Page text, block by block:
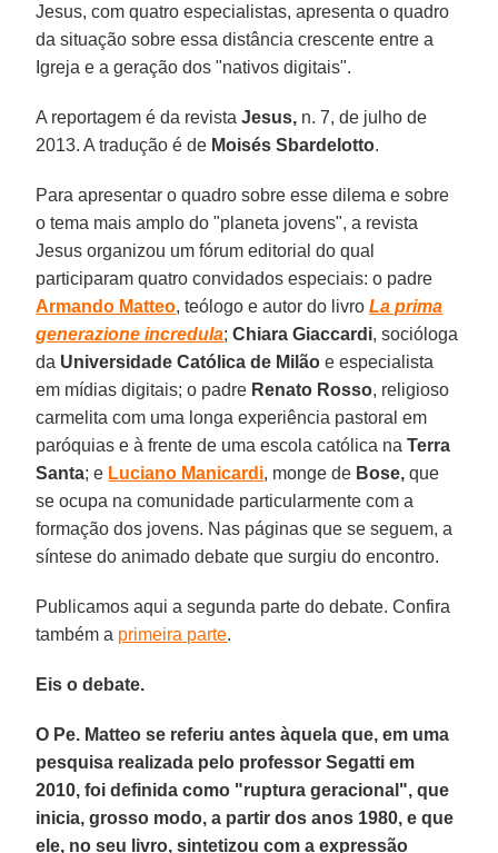
Jesus, com quatro especialistas, apresenta o quadro
da situação sobre essa distância crescente entre a
Igreja e a geração dos "nativos digitais".
A reportagem é da revistaJesus, n. 7, de julho de
2013. A tradução é de Moisés Sbardelotto.
Para apresentar o quadro sobre esse dilema e sobre
o tema mais amplo do "planeta jovens", a revista
Jesus organizou um fórum editorial do qual
participaram quatro convidados especiais: o padre
Armando Matteo, teólogo e autor do livroLa prima
generazione incredula;Chiara Giaccardi, socióloga
da Universidade Católica de Milão e especialista
em mídias digitais; o padre Renato Rosso, religioso
carmelita com uma longa experiência pastoral em
paróquias e à frente de uma escola católica naTerra
Santa; e Luciano Manicardi, monge de Bose, que
se ocupa na comunidade particularmente com a
formação dos jovens. Nas páginas que se seguem, a
síntese do animado debate que surgiu do encontro.
Publicamos aqui a segunda parte do debate. Confira
também a primeira parte.
Eis o debate.
O Pe. Matteo se referiu antes àquela que, em uma
pesquisa realizada pelo professor Segatti em
2010, foi definida como "ruptura geracional", que
inicia, grosso modo, a partir dos anos 1980, e que
ele, no seu livro, sintetizou com a expressão